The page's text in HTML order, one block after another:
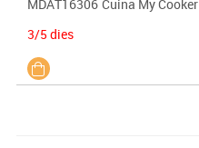
MDAT16306 Cuina My Cooker
3/5 dies